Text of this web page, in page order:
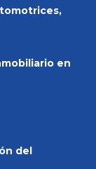
en
del